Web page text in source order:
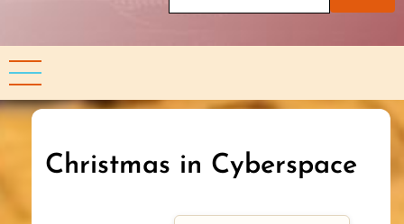
Christmas in Cyberspace